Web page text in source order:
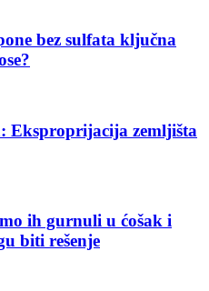
bez sulfata ključna
Eksproprijacija zemljišta
ih gurnuli u ćošak i
biti rešenje